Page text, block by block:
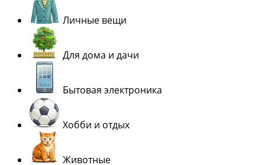
Личные вещи
Для дома и дачи
Бытовая электроника
Хобби и отдых
Животные